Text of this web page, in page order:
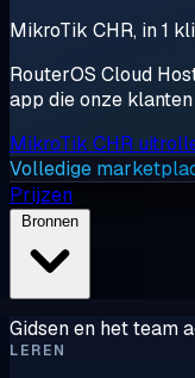
MikroTik CHR, in 1
RouterOS Cloud
app die onze
MikroTik CHR
Volledige
Prijzen
Gidsen en het team
LEREN